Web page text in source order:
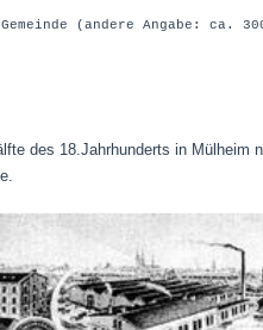
Gemeinde (andere Angabe: ca.
des 18.Jahrhunderts in Mülheim